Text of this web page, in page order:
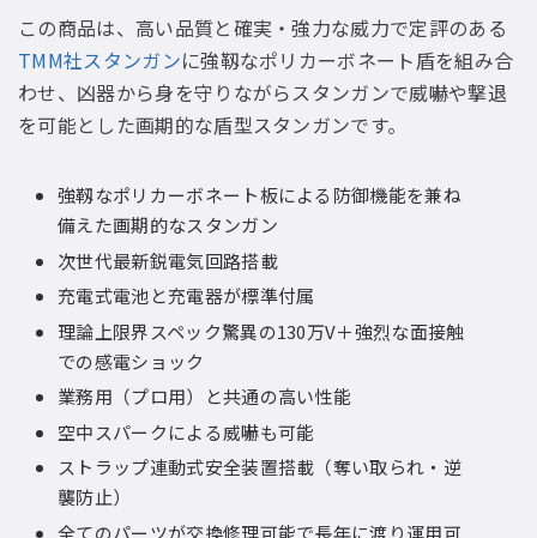
この商品は、高い品質と確実・強力な威力で定評のある
TMM社スタンガンに強靱なポリカーボネート盾を組み合
わせ、凶器から身を守りながらスタンガンで威嚇や撃退
を可能とした画期的な盾型スタンガンです。
強靱なポリカーボネート板による防御機能を兼ね
備えた画期的なスタンガン
次世代最新鋭電気回路搭載
充電式電池と充電器が標準付属
理論上限界スペック驚異の130万V＋強烈な面接触
での感電ショック
業務用（プロ用）と共通の高い性能
空中スパークによる威嚇も可能
ストラップ連動式安全装置搭載（奪い取られ・逆
襲防止）
全てのパーツが交換修理可能で長年に渡り運用可